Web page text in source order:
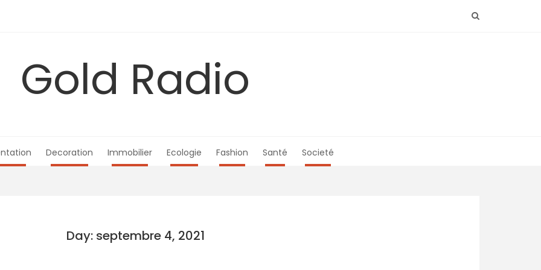
Gold Radio
Decoration Immobilier Ecologie Fashion Santé Societé
Day: septembre 4, 2021